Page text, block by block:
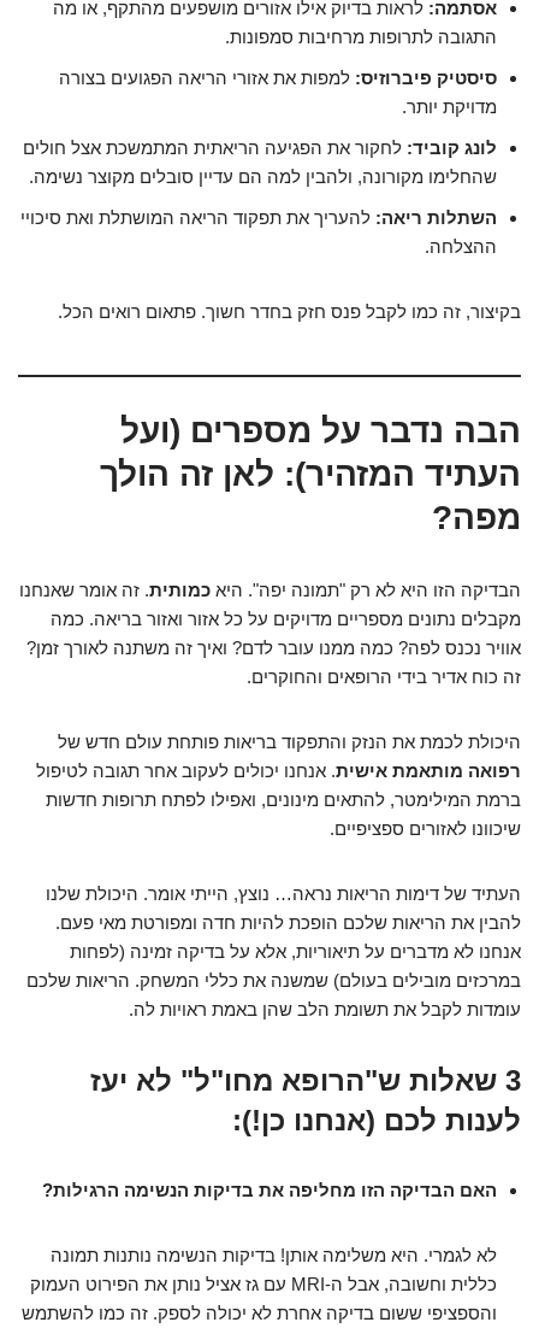
אסתמה: לראות בדיוק אילו אזורים מושפעים מהתקף, או מה
התגובה לתרופות מרחיבות סמפונות.
סיסטיק פיברוזיס: למפות את אזורי הריאה הפגועים בצורה
מדויקת יותר.
לונג קוביד: לחקור את הפגיעה הריאתית המתמשכת אצל חולים
שהחלימו מקורונה, ולהבין למה הם עדיין סובלים מקוצר נשימה.
השתלות ריאה: להעריך את תפקוד הריאה המושתלת ואת סיכויי
ההצלחה.
בקיצור, זה כמו לקבל פנס חזק בחדר חשוך. פתאום רואים הכל.
הבה נדבר על מספרים (ועל
העתיד המזהיר): לאן זה הולך
מפה?
הבדיקה הזו היא לא רק "תמונה יפה". היא כמותית. זה אומר שאנחנו
מקבלים נתונים מספריים מדויקים על כל אזור ואזור בריאה. כמה
אוויר נכנס לפה? כמה ממנו עובר לדם? ואיך זה משתנה לאורך זמן?
זה כוח אדיר בידי הרופאים והחוקרים.
היכולת לכמת את הנזק והתפקוד בריאות פותחת עולם חדש של
רפואה מותאמת אישית. אנחנו יכולים לעקוב אחר תגובה לטיפול
ברמת המילימטר, להתאים מינונים, ואפילו לפתח תרופות חדשות
שיכוונו לאזורים ספציפיים.
העתיד של דימות הריאות נראה… נוצץ, הייתי אומר. היכולת שלנו
להבין את הריאות שלכם הופכת להיות חדה ומפורטת מאי פעם.
אנחנו לא מדברים על תיאוריות, אלא על בדיקה זמינה (לפחות
במרכזים מובילים בעולם) שמשנה את כללי המשחק. הריאות שלכם
עומדות לקבל את תשומת הלב שהן באמת ראויות לה.
3 שאלות ש"הרופא מחו"ל" לא יעז
לענות לכם (אנחנו כן!):
האם הבדיקה הזו מחליפה את בדיקות הנשימה הרגילות?
לא לגמרי. היא משלימה אותן! בדיקות הנשימה נותנות תמונה
כללית וחשובה, אבל ה-MRI עם גז אציל נותן את הפירוט העמוק
והספציפי ששום בדיקה אחרת לא יכולה לספק. זה כמו להשתמש